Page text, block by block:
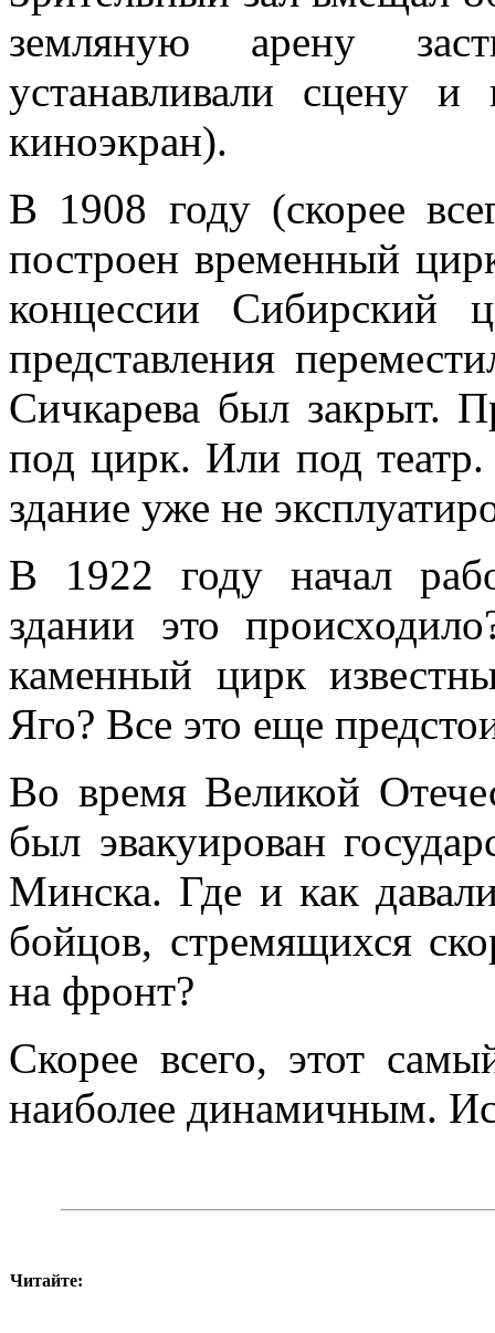
земляную арену
устанавливали
киноэкран).
В 1908 году (скорее
построен временный
концессии Сибирский
представления
Сичкарева был закрыт.
под цирк. Или под
здание уже не
В 1922 году начал
здании это
каменный цирк
Яго? Все это еще
Во время Великой
был эвакуирован
Минска. Где и как
бойцов, стремящихся
на фронт?
Скорее всего, этот
наиболее динамичным.
Читайте: